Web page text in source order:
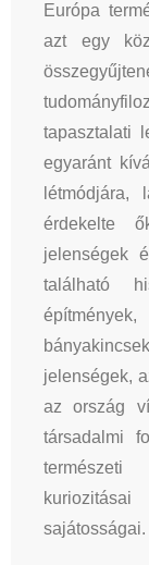
Európa
azt egy
tapasztalati
egyaránt
létmódjára,
érdekelte
jelenségek
található
jelenségek,
az ország
társadalmi
sajátosságai.